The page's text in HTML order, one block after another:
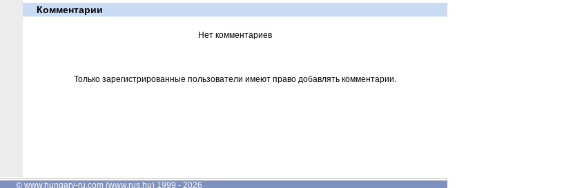
Комментарии
Нет комментариев
Только зарегистрированные пользователи имеют право добавлять комментарии.
© www.hungary-ru.com (www.rus.hu) 1999 - 2026